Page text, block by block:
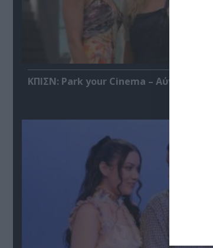
ΚΠΙΣΝ: Park your Cinema – Αύγουστος